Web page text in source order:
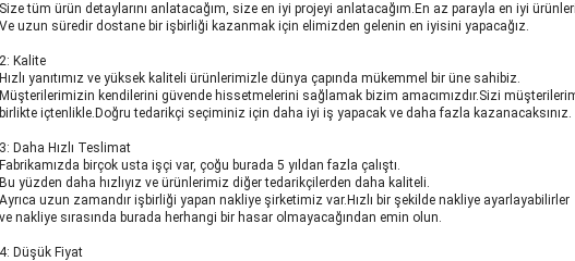
Size tüm ürün detaylarını anlatacağım, size en iyi projeyi anlatacağım.En az parayla en iyi
Ve uzun süredir dostane bir işbirliği kazanmak için elimizden gelenin en iyisini yapacağız.
2: Kalite
Hızlı yanıtımız ve yüksek kaliteli ürünlerimizle dünya çapında mükemmel bir üne sahibiz.
Müşterilerimizin kendilerini güvende hissetmelerini sağlamak bizim amacımızdır.Sizi
birlikte içtenlikle.Doğru tedarikçi seçiminiz için daha iyi iş yapacak ve daha fazla kazanacaksınız.
3: Daha Hızlı Teslimat
Fabrikamızda birçok usta işçi var, çoğu burada 5 yıldan fazla çalıştı.
Bu yüzden daha hızlıyız ve ürünlerimiz diğer tedarikçilerden daha kaliteli.
Ayrıca uzun zamandır işbirliği yapan nakliye şirketimiz var.Hızlı bir şekilde nakliye ayarlayabilirler
ve nakliye sırasında burada herhangi bir hasar olmayacağından emin olun.
4: Düşük Fiyat